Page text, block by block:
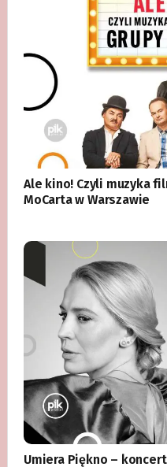
Ale kino! Czyli muzyka
MoCarta w Warszawie
Umiera Piękno –